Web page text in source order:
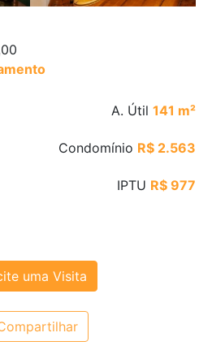
A. Útil 141 m²
Condomínio R$ 2.563
IPTU R$ 977
uma Visita